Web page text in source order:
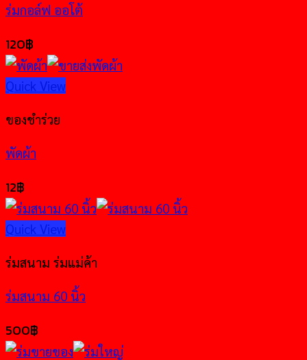
ร่มกอล์ฟ ออโต้
120฿
Quick View
ของชำร่วย
พัดผ้า
12฿
Quick View
ร่มสนาม ร่มแม่ค้า
ร่มสนาม 60 นิ้ว
500฿